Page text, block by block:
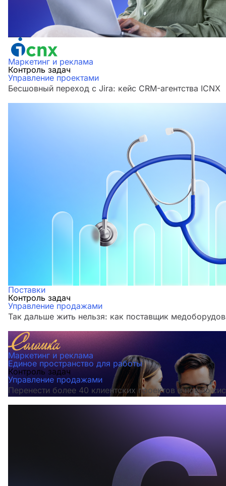
Маркетинг и реклама
Контроль задач
Управление проектами
Бесшовный переход с Jira: кейс CRM-агентства ICNX
Поставки
Контроль задач
Управление продажами
Так дальше жить нельзя: как поставщик
Маркетинг и реклама
Единое пространство для работы
Контроль задач
Управление продажами
Перенести более 40 клиентских проектов в новую